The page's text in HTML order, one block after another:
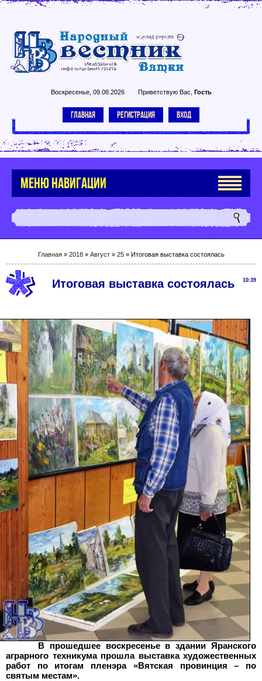
Воскресенье, 09.08.2026 Приветствую Вас Гость
ГЛАВНАЯ РЕГИСТРАЦИЯ ВХОД
МЕНЮ НАВИГАЦИИ
Главная» 2018 » Август » 25» Итоговая выставка состоялась
10:39
Итоговая выставка состоялась
В прошедшее воскресенье в здании Яранского
аграрного техникума прошла выставка художественных
работ по итогам пленэра «Вятская провинция – по
святым местам».